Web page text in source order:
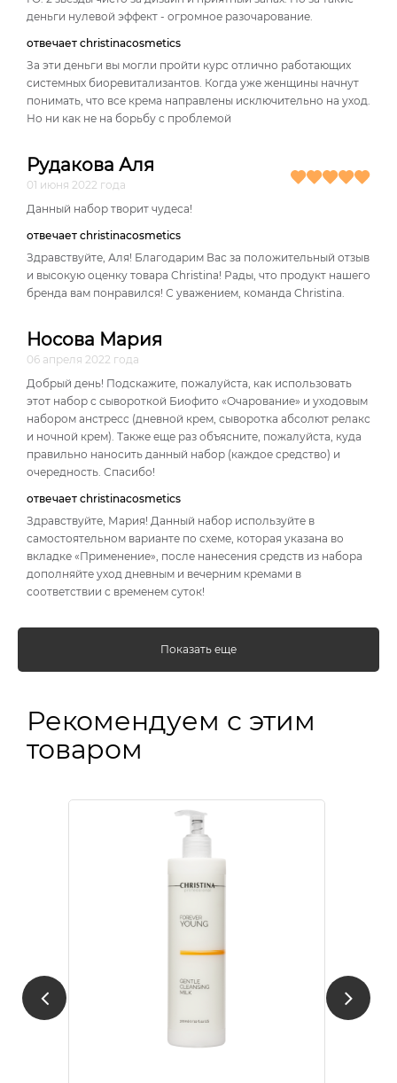
деньги нулевой эффект - огромное разочарование.
отвечает christinacosmetics
За эти деньги вы могли пройти курс отлично работающих
системных биоревитализантов. Когда уже женщины начнут
понимать, что все крема направлены исключительно на уход.
Но ни как не на борьбу с проблемой
Рудакова Аля
01 июня 2022 года
Данный набор творит чудеса!
отвечает christinacosmetics
Здравствуйте, Аля! Благодарим Вас за положительный отзыв
и высокую оценку товара Christina! Рады, что продукт нашего
бренда вам понравился! С уважением, команда Christina.
Носова Мария
06 апреля 2022 года
Добрый день! Подскажите, пожалуйста, как использовать
этот набор с сывороткой Биофито «Очарование» и уходовым
набором анстресс (дневной крем, сыворотка абсолют релакс
и ночной крем). Также еще раз объясните, пожалуйста, куда
правильно наносить данный набор (каждое средство) и
очередность. Спасибо!
отвечает christinacosmetics
Здравствуйте, Мария! Данный набор используйте в
самостоятельном варианте по схеме, которая указана во
вкладке «Применение», после нанесения средств из набора
дополняйте уход дневным и вечерним кремами в
соответствии с временем суток!
Показать еще
Рекомендуем с этим
товаром